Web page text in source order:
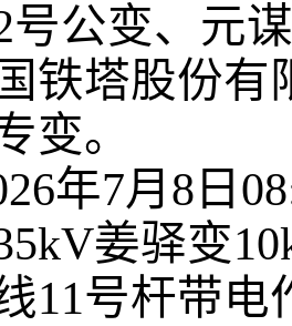
号公变、元
铁塔股份有
变。
年7月8日
姜驿变
11号杆带